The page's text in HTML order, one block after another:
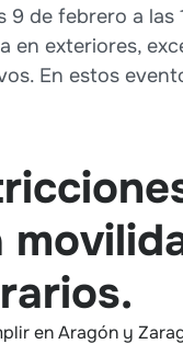
9 de febrero a
en exteriores,
En estos